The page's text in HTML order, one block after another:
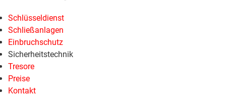
Schlüsseldienst
Schließanlagen
Einbruchschutz
Sicherheitstechnik
Tresore
Preise
Kontakt